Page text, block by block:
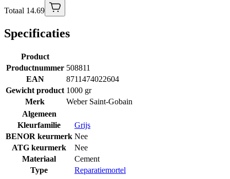
Totaal 14.69
Specificaties
Product
Productnummer 508811
EAN
8711474022604
Gewicht product 1000 gr
Merk
Weber Saint-Gobain
Algemeen
Kleurfamilie
Grijs
BENOR keurmerk Nee
ATG keurmerk
Nee
Materiaal
Cement
Type
Reparatiemortel